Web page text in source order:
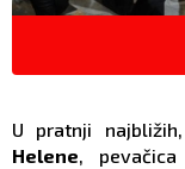
U pratnji
Helene,